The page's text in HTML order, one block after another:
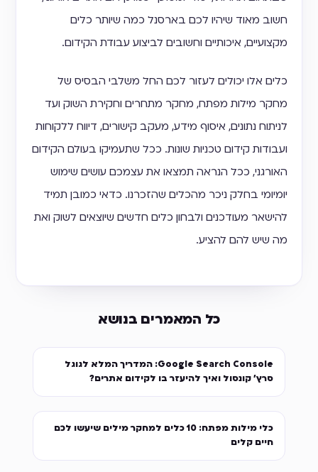
חשוב מאוד שיהיו לכם בארסנל כמה שיותר כלים
מקצועיים, איכותיים וחשובים לביצוע עבודת הקידום.
כלים אלו יכולים לעזור לכם החל משלבי הבסיס של
מחקר מילות מפתח, מחקר מתחרים וחקירת השוק ועד
לניתוח נתונים, איסוף מידע, מעקב קישורים, דיווח ללקוחות
ועבודות קידום טכניות שונות. ככל שתעמיקו בעולם הקידום
האורגני, ככל הנראה תמצאו את עצמכם עושים שימוש
יומיומי בחלק ניכר מהכלים שהזכרנו. כדאי כמובן תמיד
להישאר מעודכנים ולבחון כלים חדשים שיוצאים לשוק ואת
מה שיש להם להציע.
כל המאמרים בנושא
Google Search Console: המדריך המלא לגוגל
סרץ׳ קונסול ואיך להיעזר בו לקידום אתרים?
כלי מילות מפתח: 10 כלים למחקר מילים שיעשו לכם
חיים קלים